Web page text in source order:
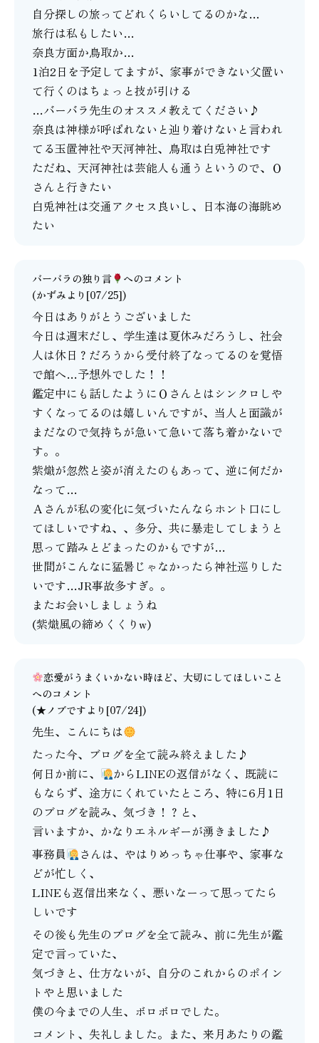
自分探しの旅ってどれくらいしてるのかな…
旅行は私もしたい…
奈良方面か鳥取か…
1泊2日を予定してますが、家事ができない父置い
て行くのはちょっと技が引ける
…バーバラ先生のオススメ教えてください♪
奈良は神様が呼ばれないと辿り着けないと言われ
てる玉置神社や天河神社、鳥取は白兎神社です
ただね、天河神社は芸能人も通うというので、Ｏ
さんと行きたい
白兎神社は交通アクセス良いし、日本海の海眺め
たい
バーバラの独り言
へのコメント
(かずみより[07/25])
今日はありがとうございました
今日は週末だし、学生達は夏休みだろうし、社会
人は休日？だろうから受付終了なってるのを覚悟
で館へ…予想外でした！！
鑑定中にも話したようにＯさんとはシンクロしや
すくなってるのは嬉しいんですが、当人と面識が
まだなので気持ちが急いて急いて落ち着かないで
す。。
紫熾が忽然と姿が消えたのもあって、逆に何だか
なって…
Ａさんが私の変化に気づいたんならホント口にし
てほしいですね、、多分、共に暴走してしまうと
思って踏みとどまったのかもですが…
世間がこんなに猛暑じゃなかったら神社巡りした
いです…JR事故多すぎ。。
またお会いしましょうね
(紫熾風の締めくくりw)
恋愛がうまくいかない時ほど、大切にしてほしいこと
へのコメント
(★ノブですより[07/24])
先生、こんにちは
たった今、ブログを全て読み終えました♪
何日か前に、
からLINEの返信がなく、既読に
もならず、途方にくれていたところ、特に6月1日
のブログを読み、気づき！？と、
言いますか、かなりエネルギーが湧きました♪
事務員
さんは、やはりめっちゃ仕事や、家事な
どが忙しく、
LINEも返信出来なく、悪いなーって思ってたら
しいです
その後も先生のブログを全て読み、前に先生が鑑
定で言っていた、
気づきと、仕方ないが、自分のこれからのポイン
トやと思いました
僕の今までの人生、ボロボロでした。
コメント、失礼しました。また、来月あたりの鑑